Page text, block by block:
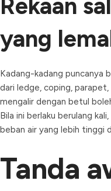
Rekaan
yang
Kadang-kadang puncanya
dari ledge, coping,
mengalir dengan betul
Bila ini berlaku berulang
beban air yang lebih tinggi
Tanda